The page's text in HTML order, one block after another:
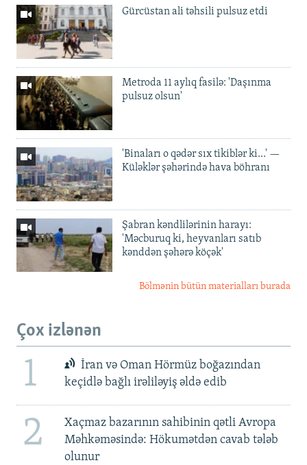
Gürcüstan ali təhsili pulsuz etdi
Metroda 11 aylıq fasilə: 'Daşınma
pulsuz olsun'
'Binaları o qədər sıx tikiblər ki...' —
Küləklər şəhərində hava böhranı
Şabran kəndlilərinin harayı:
'Məcburuq ki, heyvanları satıb
kənddən şəhərə köçək'
Bölmənin bütün materialları burada
Çox izlənən
1
İran və Oman Hörmüz boğazından
keçidlə bağlı irəliləyiş əldə edib
2
Xaçmaz bazarının sahibinin qətli Avropa
Məhkəməsində: Hökumətdən cavab tələb
olunur